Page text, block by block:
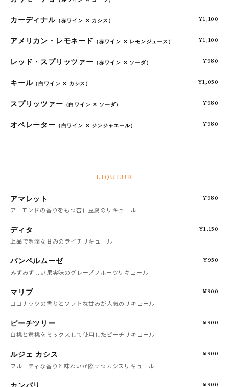
カーディナル（赤ワイン ✕ カシス） ¥1,100
アメリカン・レモネード （赤ワイン ✕ レモンジュース） ¥1,100
レッド・スプリッツァー （赤ワイン ✕ ソーダ） ¥980
キール（白ワイン ✕ カシス） ¥1,050
スプリッツァー （白ワイン ✕ ソーダ） ¥980
オペレーター （白ワイン ✕ ジンジャエール） ¥980
LIQUEUR
アマレット ¥980
アーモンドの香りをもつ杏仁豆腐のリキュール
ディタ ¥1,150
上品で豊潤な甘みのライチリキュール
パンペルムーゼ ¥950
みずみずしい果実味のグレープフルーツリキュール
マリブ ¥900
ココナッツの香りとソフトな甘みが人気のリキュール
ピーチツリー ¥900
白桃と黄桃をミックスして使用したピーチリキュール
ルジェ カシス ¥900
フルーティな香りと味わいが際立つカシスリキュール
¥900